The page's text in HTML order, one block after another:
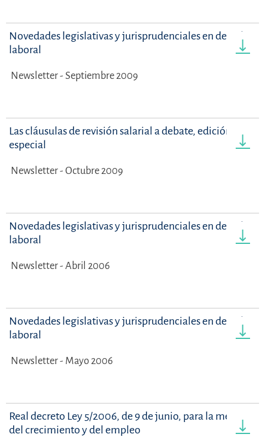
Novedades legislativas y jurisprudenciales en derecho
laboral
Newsletter - Septiembre 2009
Las cláusulas de revisión salarial a debate, edición
especial
Newsletter - Octubre 2009
Novedades legislativas y jurisprudenciales en derecho
laboral
Newsletter - Abril 2006
Novedades legislativas y jurisprudenciales en derecho
laboral
Newsletter - Mayo 2006
Real decreto Ley 5/2006, de 9 de junio, para la mejora
del crecimiento y del empleo